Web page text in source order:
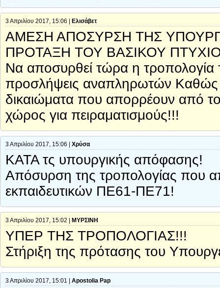
3 Απριλίου 2017, 15:06 | Ελισάβετ
ΑΜΕΣΗ ΑΠΟΣΥΡΣΗ ΤΗΣ
ΠΡΟΤΑΞΗ ΤΟΥ ΒΑΣΙΚΟΥ
Να αποσυρθεί τώρα η τροπολογία
προσλήψεις αναπληρωτών Καθώς
δικαιώματα που απορρέουν από
χώρος για πειραματισμούς!!!
3 Απριλίου 2017, 15:06 | Χρύσα
ΚΑΤΑ τς υπουργικής απόφασης!
Απόσυρση της τροπολογίας που
εκπαιδευτικών ΠΕ61-ΠΕ71!
3 Απριλίου 2017, 15:02 | ΜΥΡΣΙΝΗ
ΥΠΕΡ ΤΗΣ ΤΡΟΠΟΛΟΓΙΑΣ!!!
Στήριξη της πρότασης του
3 Απριλίου 2017, 15:01 | Apostolia Pap